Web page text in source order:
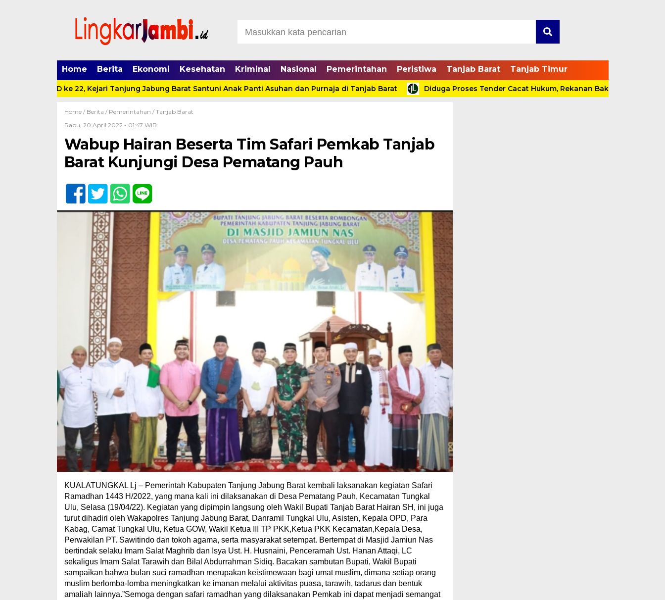
Home Berita Ekonomi Kesehatan Kriminal Nasional Pemerintahan Peristiwa Tanjab Barat Tanjab Timur
HUT IAD ke 22, Kejari Tanjung Jabung Barat Santuni Anak Panti Asuhan dan Purnaja di Tanjab Barat Diduga Proses Tender Cacat Hukum, Rekanan Bakal Pidanakan Pokja
Home / Berita / Pemerintahan / Tanjab Barat
Rabu, 20 April 2022 - 01:47 WIB
Wabup Hairan Beserta Tim Safari Pemkab Tanjab
Barat Kunjungi Desa Pematang Pauh
KUALATUNGKAL Lj – Pemerintah Kabupaten Tanjung Jabung Barat kembali laksanakan kegiatan Safari
Ramadhan 1443 H/2022, yang mana kali ini dilaksanakan di Desa Pematang Pauh, Kecamatan Tungkal
Ulu, Selasa (19/04/22). Kegiatan yang dipimpin langsung oleh Wakil Bupati Tanjab Barat Hairan SH, ini juga
turut dihadiri oleh Wakapolres Tanjung Jabung Barat, Danramil Tungkal Ulu, Asisten, Kepala OPD, Para
Kabag, Camat Tungkal Ulu, Ketua GOW, Wakil Ketua III TP PKK,Ketua PKK Kecamatan,Kepala Desa,
Perwakilan PT. Sawitindo dan tokoh agama, serta masyarakat setempat. Bertempat di Masjid Jamiun Nas
bertindak selaku Imam Salat Maghrib dan Isya Ust. H. Husnaini, Penceramah Ust. Hanan Attaqi, LC
sekaligus Imam Salat Tarawih dan Bilal Abdurrahman Sidiq. Bacakan sambutan Bupati, Wakil Bupati
sampaikan bahwa bulan suci ramadhan merupakan keistimewaan bagi umat muslim, dimana setiap orang
muslim berlomba-lomba meningkatkan ke imanan melalui aktivitas puasa, tarawih, tadarus dan bentuk
amaliah lainnya.”Semoga dengan safari ramadhan yang dilaksanakan Pemkab ini dapat menjadi semangat